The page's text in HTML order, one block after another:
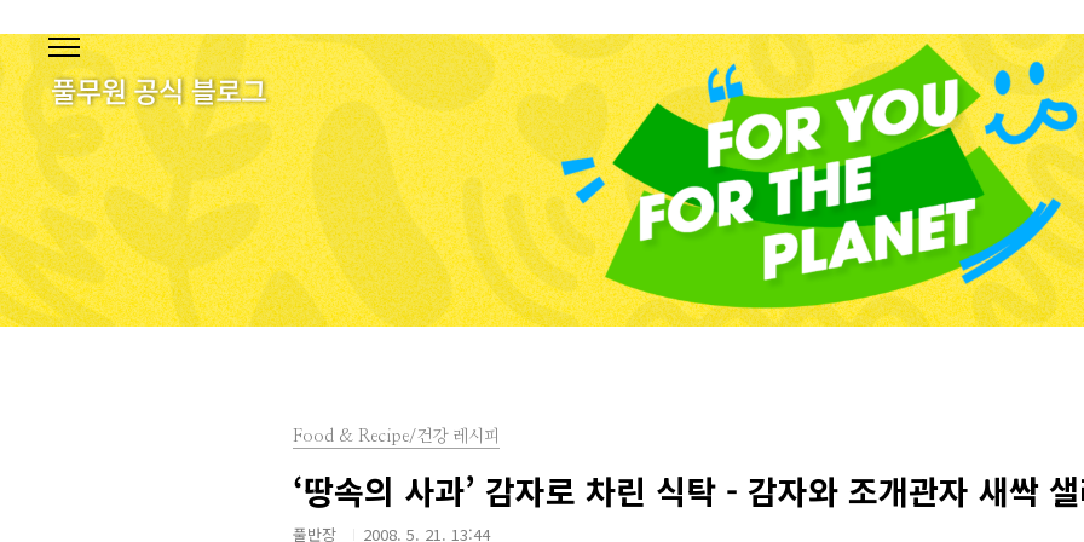
Food & Recipe/건강 레시피
‘땅속의 사과’ 감자로 차린 식탁 - 감자와 조개관자 새싹
풀반장 2008. 5. 21. 13:44